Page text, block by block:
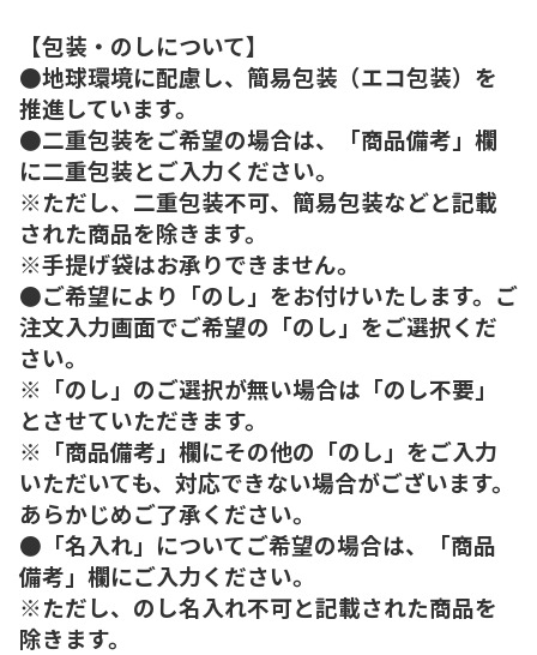
【包装・のしについて】
●地球環境に配慮し、簡易包装（エコ包装）を
推進しています。
●二重包装をご希望の場合は、「商品備考」欄
に二重包装とご入力ください。
※ただし、二重包装不可、簡易包装などと記載
された商品を除きます。
※手提げ袋はお承りできません。
●ご希望により「のし」をお付けいたします。ご
注文入力画面でご希望の「のし」をご選択くだ
さい。
※「のし」のご選択が無い場合は「のし不要」
とさせていただきます。
※「商品備考」欄にその他の「のし」をご入力
いただいても、対応できない場合がございます。
あらかじめご了承ください。
●「名入れ」についてご希望の場合は、「商品
備考」欄にご入力ください。
※ただし、のし名入れ不可と記載された商品を
除きます。